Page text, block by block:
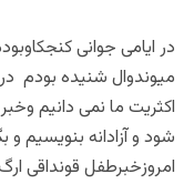
در ایامی جوانی
میوندوال شنیده بودم
اکثریت ما نمی دانیم
شود و آزادانه بنویسیم
امروزخبرطفل قونداقی